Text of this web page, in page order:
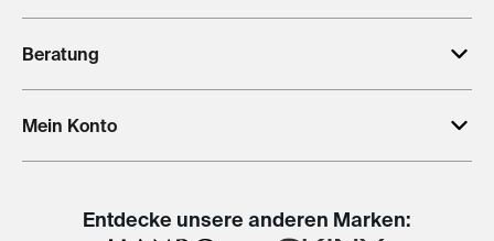
Beratung
Mein Konto
Entdecke unsere anderen Marken: